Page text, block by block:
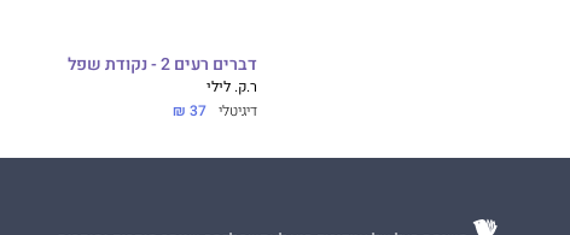
דברים רעים 2 - נקודת שפל
ר.ק. לילי
דיגיטלי 37 ₪